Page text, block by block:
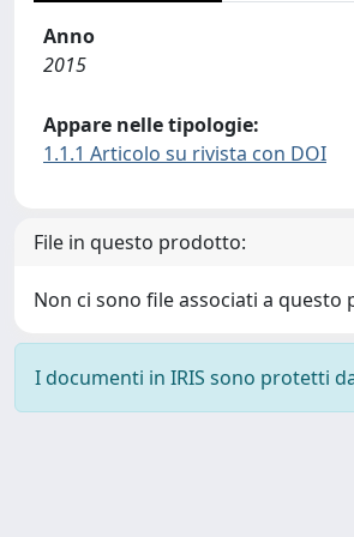
Anno
2015
Appare nelle tipologie:
1.1.1 Articolo su rivista con DOI
File in questo prodotto:
Non ci sono file associati a questo
I documenti in IRIS sono protetti